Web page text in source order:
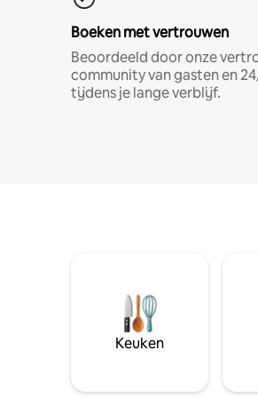
Boeken met vertrouwen
Beoordeeld door onze
community van gasten en
tijdens je lange verblijf.
Keuken